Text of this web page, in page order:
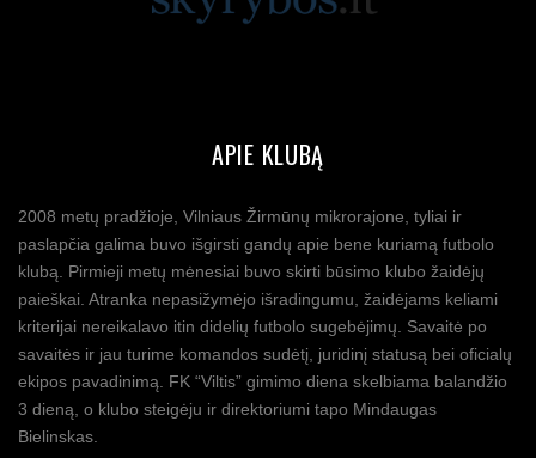
APIE KLUBĄ
2008 metų pradžioje, Vilniaus Žirmūnų mikrorajone, tyliai ir
paslapčia galima buvo išgirsti gandų apie bene kuriamą futbolo
klubą. Pirmieji metų mėnesiai buvo skirti būsimo klubo žaidėjų
paieškai. Atranka nepasižymėjo išradingumu, žaidėjams keliami
kriterijai nereikalavo itin didelių futbolo sugebėjimų. Savaitė po
savaitės ir jau turime komandos sudėtį, juridinį statusą bei oficialų
ekipos pavadinimą. FK “Viltis” gimimo diena skelbiama balandžio
3 dieną, o klubo steigėju ir direktoriumi tapo Mindaugas
Bielinskas.